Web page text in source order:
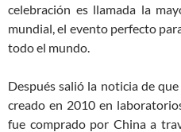
celebración es llamada la
mundial, el evento perfecto
todo el mundo.
Después salió la noticia de
creado en 2010 en
fue comprado por China a